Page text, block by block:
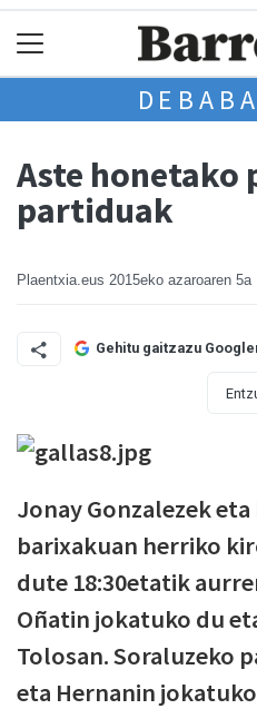
Aste honetako
partiduak
Plaentxia.eus 2015eko azaroaren 5a
Gehitu gaitzazu
Jonay Gonzalezek
barixakuan herriko
dute 18:30etatik
Oñatin jokatuko du
Tolosan. Soraluzeko
eta Hernanin